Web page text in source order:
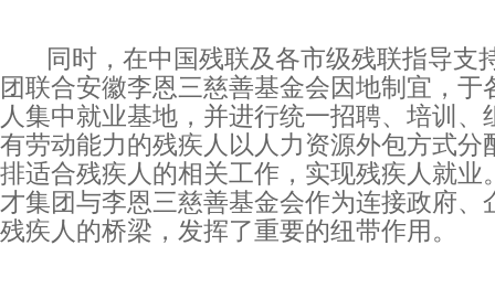
同时，在中国残联及各市级残联指导支
团联合安徽李恩三慈善基金会因地制宜，于
人集中就业基地，并进行统一招聘、培训、
有劳动能力的残疾人以人力资源外包方式分
排适合残疾人的相关工作，实现残疾人就业
才集团与李恩三慈善基金会作为连接政府、
残疾人的桥梁，发挥了重要的纽带作用。